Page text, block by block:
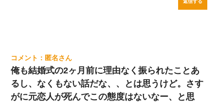
返信する
匿名
俺も結婚式の2ヶ月前に理由なく振られたことあ
るし、なくもない話だな、、とは思うけど。さす
がに元恋人が死んでこの態度はないなー、と思